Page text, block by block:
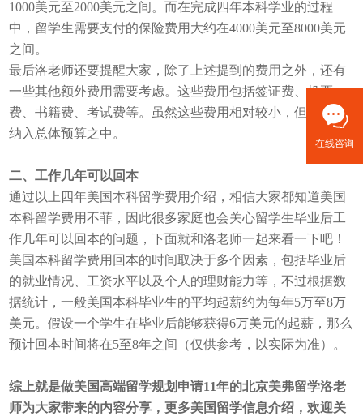
1000美元至2000美元之间。而在完成四年本科学业的过程
中，留学生需要支付的保险费用大约在4000美元至8000美元
之间。
最后洛老师还要提醒大家，除了上述提到的费用之外，还有
一些其他额外费用需要考虑。这些费用包括签证费、机票
费、书籍费、考试费等。虽然这些费用相对较小，但也需要
纳入总体预算之中。
二、工作几年可以回本
通过以上四年美国本科留学费用介绍，相信大家都知道美国
本科留学费用不菲，因此很多家庭也会关心留学生毕业后工
作几年可以回本的问题，下面就和洛老师一起来看一下吧！
美国本科留学费用回本的时间取决于多个因素，包括毕业后
的就业情况、工资水平以及个人的理财能力等，不过根据数
据统计，一般美国本科毕业生的平均起薪约为每年5万至8万
美元。假设一个学生在毕业后能够获得6万美元的起薪，那么
预计回本时间将在5至8年之间（仅供参考，以实际为准）。
综上就是做美国高端留学规划申请11年的北京美弗留学洛老
师为大家带来的内容分享，更多美国留学信息介绍，欢迎关
在线咨询